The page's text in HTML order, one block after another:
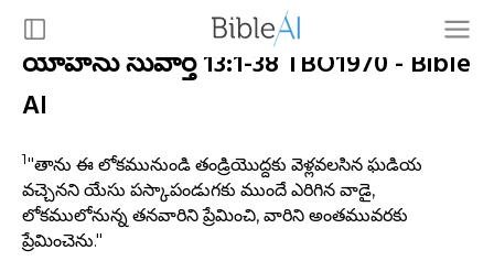
యోహాను సువార్త 13:1-38 TBO1970 - Bible
AI
1"తాను ఈ లోకమునుండి తండ్రియొద్దకు వెళ్లవలసిన ఘడియ
వచ్చెనని యేసు పస్కాపండుగకు ముందే ఎరిగిన వాడై,
లోకములోనున్న తనవారిని ప్రేమించి, వారిని అంతమువరకు
ప్రేమించెను."